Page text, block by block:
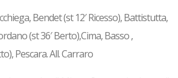
Bendet (st 12′ Ricesso), Battistutta,
(st 36′ Berto),Cima, Basso ,
Pescara. All. Carraro